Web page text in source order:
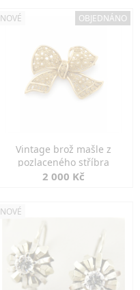
NOVÉ OBJEDNÁNO
Vintage brož mašle z
pozlaceného stříbra
2 000 Kč
NOVÉ